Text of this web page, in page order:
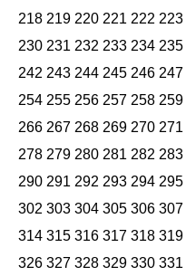
218 219 220 221 222 223
230 231 232 233 234 235
242 243 244 245 246 247
254 255 256 257 258 259
266 267 268 269 270 271
278 279 280 281 282 283
290 291 292 293 294 295
302 303 304 305 306 307
314 315 316 317 318 319
326 327 328 329 330 331